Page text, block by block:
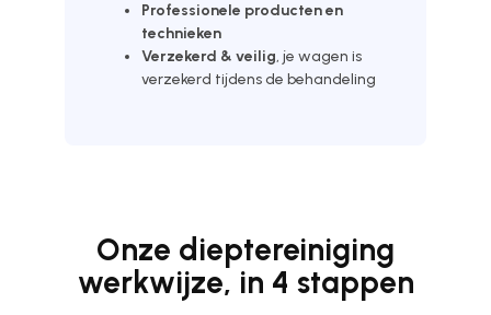
Professionele producten en
technieken
Verzekerd & veilig, je wagen is
verzekerd tijdens de behandeling
Onze dieptereiniging
werkwijze, in 4 stappen